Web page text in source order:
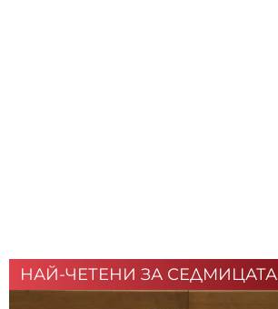
НАЙ-ЧЕТЕНИ ЗА СЕДМИЦАТА